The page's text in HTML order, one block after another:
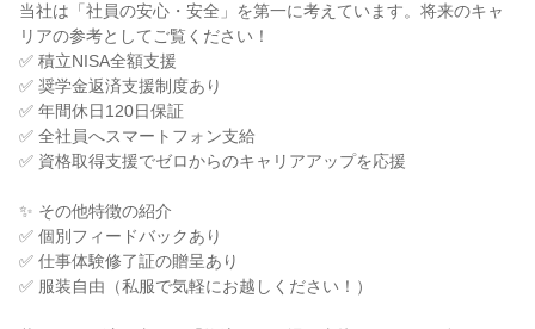
当社は「社員の安心・安全」を第一に考えています。将来のキャ
リアの参考としてご覧ください！
✅ 積立NISA全額支援
✅ 奨学金返済支援制度あり
✅ 年間休日120日保証
✅ 全社員へスマートフォン支給
✅ 資格取得支援でゼロからのキャリアアップを応援
✨ その他特徴の紹介
✅ 個別フィードバックあり
✅ 仕事体験修了証の贈呈あり
✅ 服装自由（私服で気軽にお越しください！）